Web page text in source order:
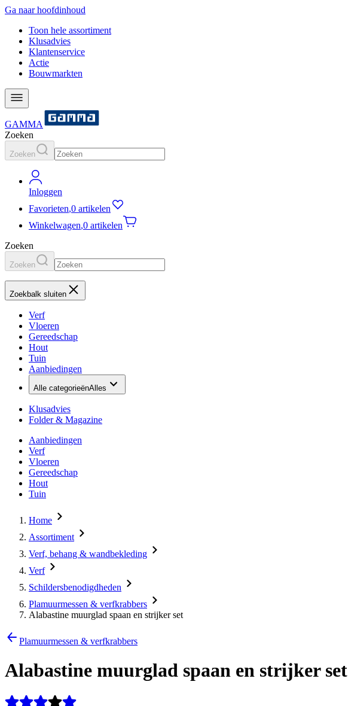
Ga naar hoofdinhoud
Toon hele assortiment
Klusadvies
Klantenservice
Actie
Bouwmarkten
GAMMA
Zoeken
Zoeken
Inloggen
Favorieten,0 artikelen
Winkelwagen,0 artikelen
Zoeken
Zoeken
Zoekbalk sluiten
Verf
Vloeren
Gereedschap
Hout
Tuin
Aanbiedingen
Alle categorieënAlles
Klusadvies
Folder & Magazine
Aanbiedingen
Verf
Vloeren
Gereedschap
Hout
Tuin
Home
Assortiment
Verf, behang & wandbekleding
Verf
Schildersbenodigdheden
Plamuurmessen & verfkrabbers
Alabastine muurglad spaan en strijker set
Plamuurmessen & verfkrabbers
Alabastine muurglad spaan en strijker set